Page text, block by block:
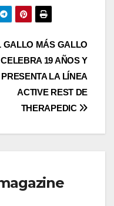
GALLO MÁS GALLO
CELEBRA 19 AÑOS Y
PRESENTA LA LÍNEA
ACTIVE REST DE
THERAPEDIC